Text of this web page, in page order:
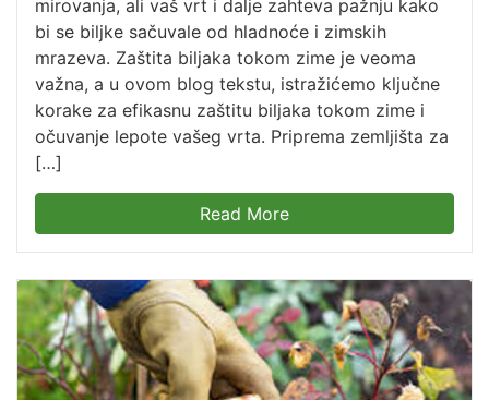
mirovanja, ali vaš vrt i dalje zahteva pažnju kako
bi se biljke sačuvale od hladnoće i zimskih
mrazeva. Zaštita biljaka tokom zime je veoma
važna, a u ovom blog tekstu, istražićemo ključne
korake za efikasnu zaštitu biljaka tokom zime i
očuvanje lepote vašeg vrta. Priprema zemljišta za
[…]
Read More